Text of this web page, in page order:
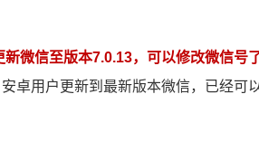
新微信至版本7.0.13，可以修改微信号
卓用户更新到最新版本微信，已经可